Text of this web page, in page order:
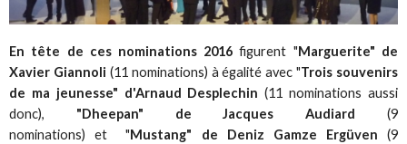
En tête de ces nominations 2016 figurent "Marguerite" de
Xavier Giannoli (11 nominations) à égalité avec "Trois souvenirs
de ma jeunesse" d'Arnaud Desplechin (11 nominations aussi
donc), "Dheepan" de Jacques Audiard (9
nominations) et "Mustang" de Deniz Gamze Ergüven (9